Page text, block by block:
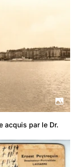
acquis par le Dr.